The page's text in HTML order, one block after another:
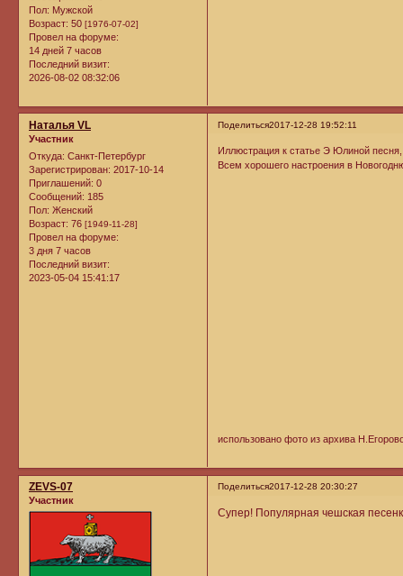
Пол: Мужской
Возраст: 50 [1976-07-02]
Провел на форуме:
14 дней 7 часов
Последний визит:
2026-08-02 08:32:06
Поделиться2017-12-28 19:52:11
Наталья VL
Участник
Откуда: Санкт-Петербург
Зарегистрирован: 2017-10-14
Приглашений: 0
Сообщений: 185
Пол: Женский
Возраст: 76 [1949-11-28]
Провел на форуме:
3 дня 7 часов
Последний визит:
2023-05-04 15:41:17
Иллюстрация к статье Э Юлиной
Всем хорошего настроения в
использовано фото из архива
Поделиться2017-12-28 20:30:27
ZEVS-07
Участник
Супер! Популярная чешская